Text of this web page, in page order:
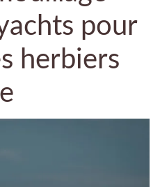
pour
herbiers